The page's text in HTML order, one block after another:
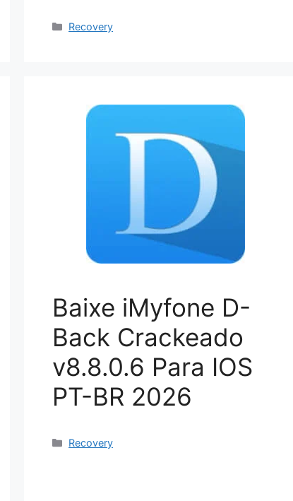
Categorias
Recovery
Baixe iMyfone D-
Back Crackeado
v8.8.0.6 Para IOS
PT-BR 2026
Categorias
Recovery